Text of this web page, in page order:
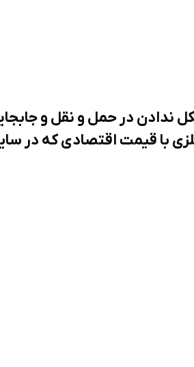
ندادن در حمل و نقل و
با قیمت اقتصادی که در